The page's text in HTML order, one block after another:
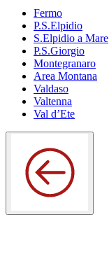
Fermo
P.S.Elpidio
S.Elpidio a Mare
P.S.Giorgio
Montegranaro
Area Montana
Valdaso
Valtenna
Val d’Ete